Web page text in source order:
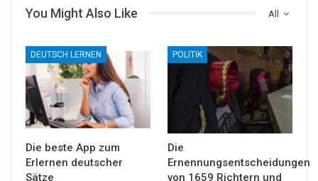
All
You Might Also Like
DEUTSCH LERNEN
Die beste App zum
Erlernen deutscher
Sätze
POLITIK
Die
Ernennungsentscheidungen
von 1659 Richtern und